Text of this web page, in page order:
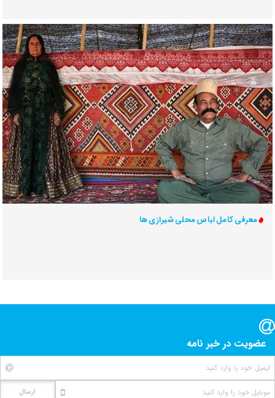
معرفی کامل لباس محلی شیرازی ها
عضویت در خبر نامه